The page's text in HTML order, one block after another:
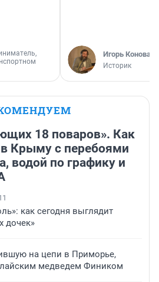
Игорь
Историк
18 поваров». Как
в Крыму с перебоями
водой по графику и
как сегодня выглядит
дочек»
на цепи в Приморье,
медведем Фиником